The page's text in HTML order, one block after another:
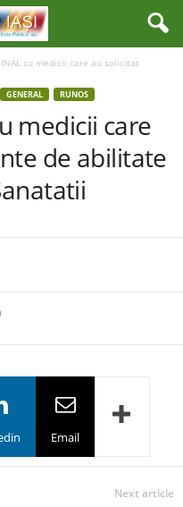
cu medicii care au solicitat
GENERAL RUNOS
medicii care
de abilitate
Email
Next article